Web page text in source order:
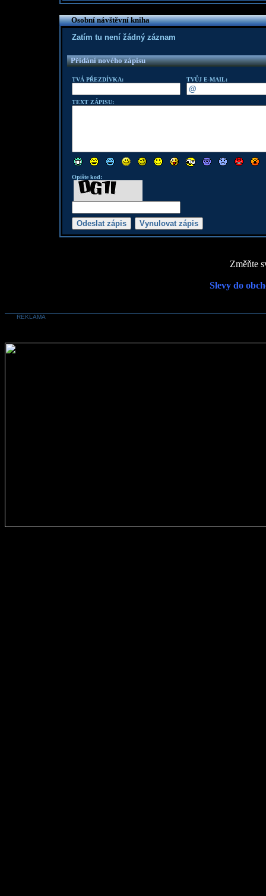
Osobní návštěvní kniha
Zatím tu není žádný záznam
Přidání nového zápisu
TVÁ PŘEZDÍVKA: TVŮJ E-MAIL:
TEXT ZÁPISU:
Opište kod:
Změňte
Slevy do
REKLAMA